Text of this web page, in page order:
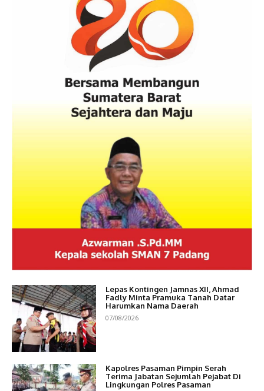
Lepas Kontingen Jamnas XII, Ahmad
Fadly Minta Pramuka Tanah Datar
Harumkan Nama Daerah
07/08/2026
Kapolres Pasaman Pimpin Serah
Terima Jabatan Sejumlah Pejabat Di
Lingkungan Polres Pasaman